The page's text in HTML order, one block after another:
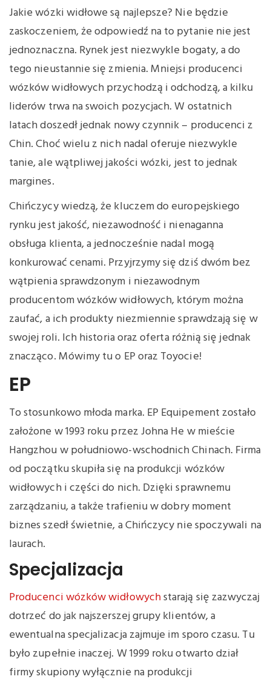
Jakie wózki widłowe są najlepsze? Nie będzie
zaskoczeniem, że odpowiedź na to pytanie nie jest
jednoznaczna. Rynek jest niezwykle bogaty, a do
tego nieustannie się zmienia. Mniejsi producenci
wózków widłowych przychodzą i odchodzą, a kilku
liderów trwa na swoich pozycjach. W ostatnich
latach doszedł jednak nowy czynnik – producenci z
Chin. Choć wielu z nich nadal oferuje niezwykle
tanie, ale wątpliwej jakości wózki, jest to jednak
margines.
Chińczycy wiedzą, że kluczem do europejskiego
rynku jest jakość, niezawodność i nienaganna
obsługa klienta, a jednocześnie nadal mogą
konkurować cenami. Przyjrzymy się dziś dwóm bez
wątpienia sprawdzonym i niezawodnym
producentom wózków widłowych, którym można
zaufać, a ich produkty niezmiennie sprawdzają się w
swojej roli. Ich historia oraz oferta różnią się jednak
znacząco. Mówimy tu o EP oraz Toyocie!
EP
To stosunkowo młoda marka. EP Equipement zostało
założone w 1993 roku przez Johna He w mieście
Hangzhou w południowo-wschodnich Chinach. Firma
od początku skupiła się na produkcji wózków
widłowych i części do nich. Dzięki sprawnemu
zarządzaniu, a także trafieniu w dobry moment
biznes szedł świetnie, a Chińczycy nie spoczywali na
laurach.
Specjalizacja
Producenci wózków widłowychstarają się zazwyczaj
dotrzeć do jak najszerszej grupy klientów, a
ewentualna specjalizacja zajmuje im sporo czasu. Tu
było zupełnie inaczej. W 1999 roku otwarto dział
firmy skupiony wyłącznie na produkcji